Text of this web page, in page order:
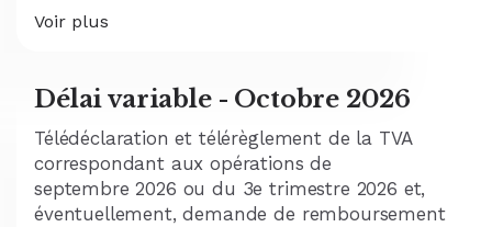
Voir plus
Délai variable - Octobre 2026
Télédéclaration et télérèglement de la TVA
correspondant aux opérations de
septembre 2026 ou du 3e trimestre 2026 et,
éventuellement, demande de remboursement